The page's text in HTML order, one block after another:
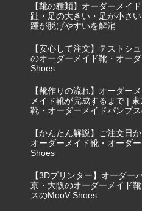
【靴の種類】オーダーメイ
趾・足の大きい・足が小さ
踵が脱げやすいを解消
【安心して注文】テストシ
のオーダーメイド靴・オー
Shoes
【靴作りの流れ】オーダー
メイド靴が完成するまで |
靴・オーダーメイドパンプ
【かんたん解説】ご注文日
オーダーメイド靴・オーダ
Shoes
【3Dプリンター】オーダー
京・大阪のオーダーメイド
スのMooV Shoes